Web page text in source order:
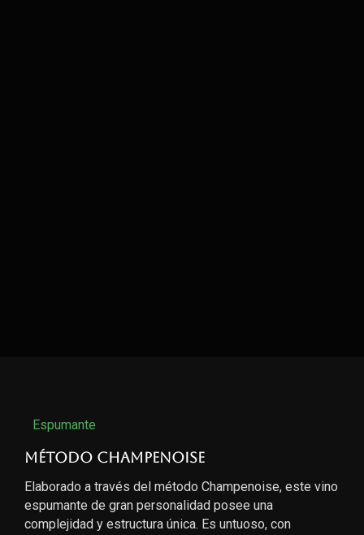
Espumante
Método Champenoise
Elaborado a través del método Champenoise, este vino
espumante de gran personalidad posee una
complejidad y estructura única. Es untuoso, con